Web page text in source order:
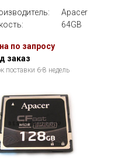
Apacer
64GB
по запросу
заказ
поставки 6-8 недель